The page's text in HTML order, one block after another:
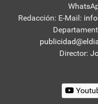
Redacción: E-Mail:
Director: